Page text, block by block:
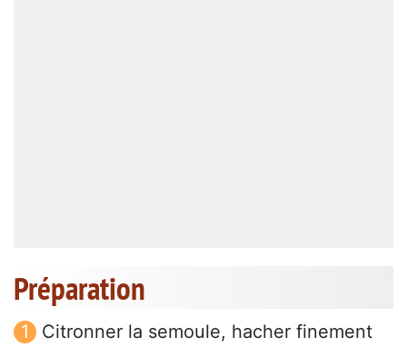
Préparation
Citronner la semoule, hacher finement